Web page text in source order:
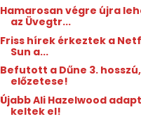
Hamarosan végre újra
az Üvegtr...
Friss hírek érkeztek a
Sun a...
Befutott a Dűne 3.
előzetese!
Újabb Ali Hazelwood
keltek el!